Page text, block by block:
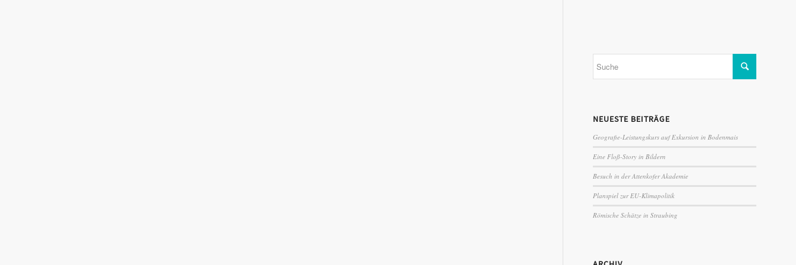
NEUESTE BEITRÄGE
Geografie-Leistungskurs auf Exkursion in Bodenmais
Eine Floß-Story in Bildern
Besuch in der Attenkofer Akademie
Planspiel zur EU-Klimapolitik
Römische Schätze in Straubing